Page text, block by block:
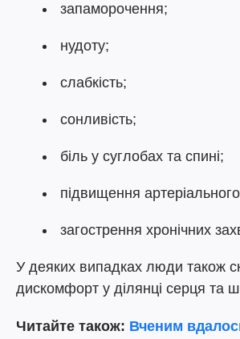
запаморочення;
нудоту;
слабкість;
сонливість;
біль у суглобах та спині;
підвищення
загострення хронічних
У деяких випадках люди також
дискомфорт у ділянці серця та
Читайте також: Вченим